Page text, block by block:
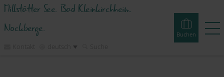
Millstätter See. Bad Kleinkirchheim.
Nockberge.
Buchen